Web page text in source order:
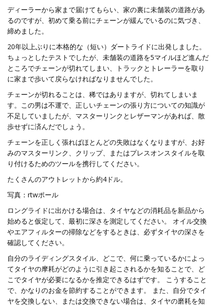
ディーラーから家まで届けてもらい、家の裏に未舗装の道路があ
るのですが、初めて乗る前にチェーンが緩んでいるのに気づき、
締めました。
20年以上ぶりに本格的な（短い）ダートライドに出発しました。
ちょっとしたテストでしたが、未舗装の道路を5マイルほど進んだ
ところでチェーンが切れてしまい、トラックとトレーラーを取り
に家まで歩いて戻らなければなりませんでした。
チェーンが切れることは、稀ではありますが、切れてしまいま
す。この男は不運で、正しいチェーンの張り方についての知識が
不足していましたが、マスターリンクとレザーマンがあれば、散
歩せずに済んだでしょう。
チェーンを正しく張ればほとんどの失敗はなくなりますが、お好
みのマスターリンク、クリップ、またはプレスオンスタイルを取
り付けるためのツールを携行してください。
たくさんのアウトレットから約4ドル。
写真：rtwポール
ロングライドに出かける場合は、タイヤなどの消耗品を新品から
始めると仮定して、最初に深さを測定してください。 オイル交換
やエアフィルターの掃除などをするときは、必ずタイヤの深さを
確認してください。
自分のライディングスタイル、どこで、何に乗っているかによっ
てタイヤの摩耗がどのように引き起こされるかを知ることで、ど
こでタイヤが必要になるかを推定できるはずです。 こうすること
で、かなりのお金を節約することができます。 また、自分でタイ
ヤを交換しない、または交換できない場合は、タイヤの磨耗を知